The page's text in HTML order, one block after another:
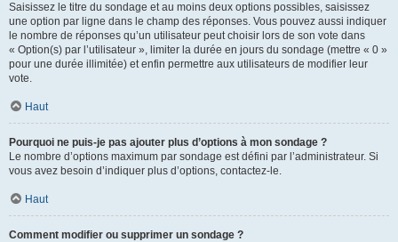
Saisissez le titre du sondage et au moins deux options possibles, saisissez
une option par ligne dans le champ des réponses. Vous pouvez aussi indiquer
le nombre de réponses qu’un utilisateur peut choisir lors de son vote dans
« Option(s) par l’utilisateur », limiter la durée en jours du sondage (mettre « 0 »
pour une durée illimitée) et enfin permettre aux utilisateurs de modifier leur
vote.
Haut
Pourquoi ne puis-je pas ajouter plus d’options à mon sondage ?
Le nombre d’options maximum par sondage est défini par l’administrateur. Si
vous avez besoin d’indiquer plus d’options, contactez-le.
Haut
Comment modifier ou supprimer un sondage ?